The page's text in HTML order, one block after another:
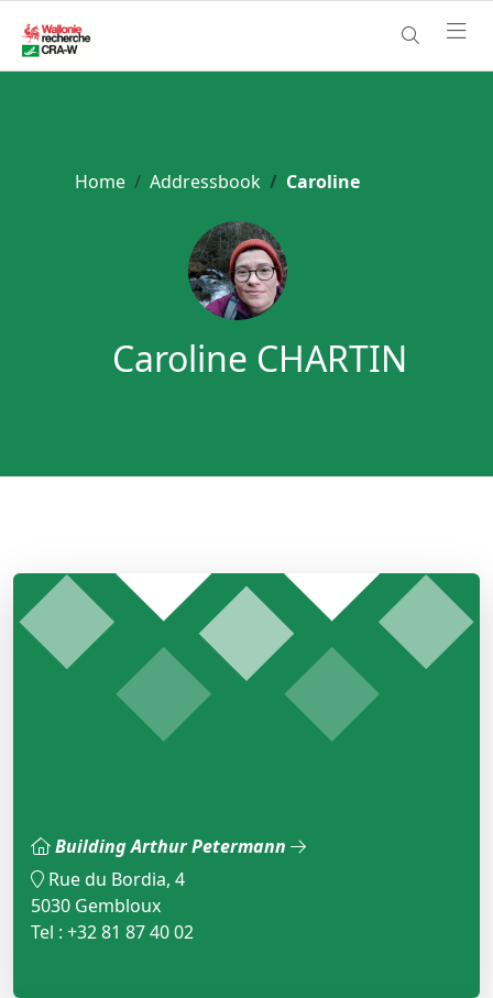
Home Addressbook Caroline
Caroline CHARTIN
Building Arthur Petermann
Rue du Bordia, 4
5030 Gembloux
Tel : +32 81 87 40 02